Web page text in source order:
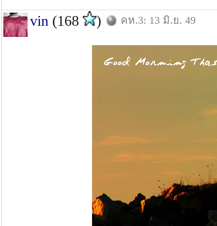
vin (168 ) คห.3: 13 มิ.ย. 49